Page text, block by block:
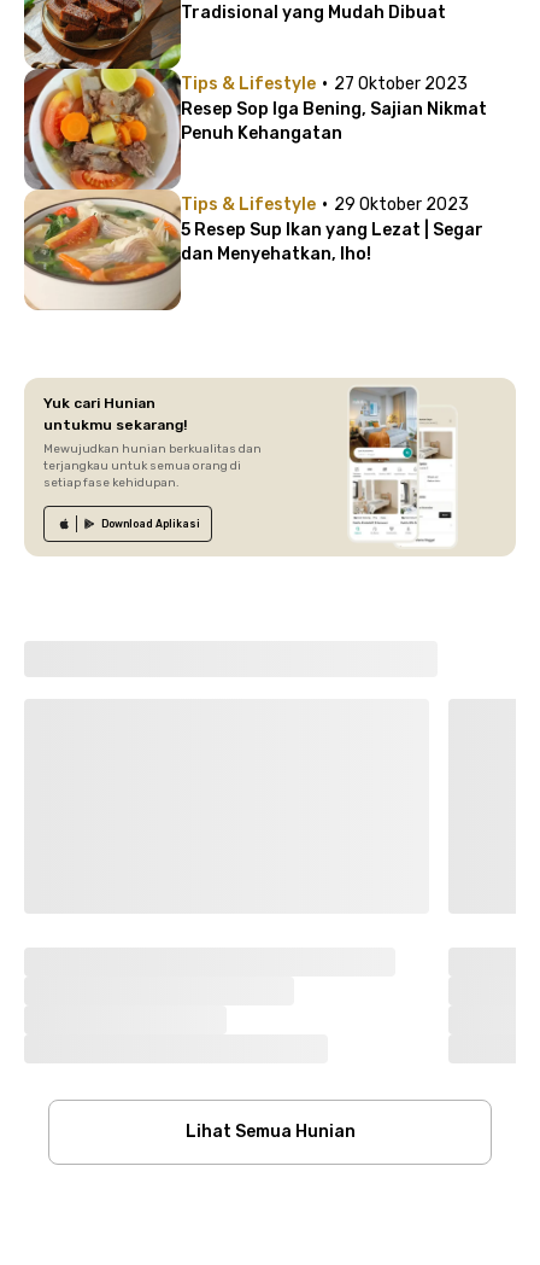
Tradisional yang Mudah Dibuat
Tips & Lifestyle · 27 Oktober 2023
Resep Sop Iga Bening, Sajian Nikmat
Penuh Kehangatan
Tips & Lifestyle · 29 Oktober 2023
5 Resep Sup Ikan yang Lezat | Segar
dan Menyehatkan, lho!
Yuk cari Hunian
untukmu sekarang!
Mewujudkan hunian berkualitas dan
terjangkau untuk semua orang di
setiap fase kehidupan.
Download Aplikasi
Lihat Semua Hunian